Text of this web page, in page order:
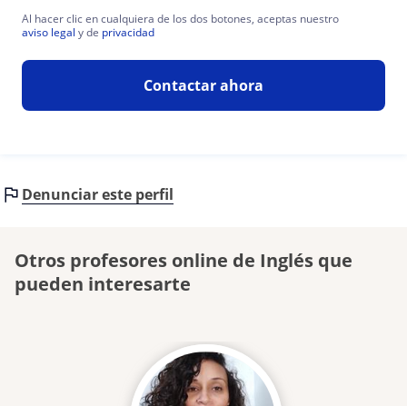
Al hacer clic en cualquiera de los dos botones, aceptas nuestro
aviso legal y de privacidad
Contactar ahora
Denunciar este perfil
Otros profesores online de Inglés que
pueden interesarte